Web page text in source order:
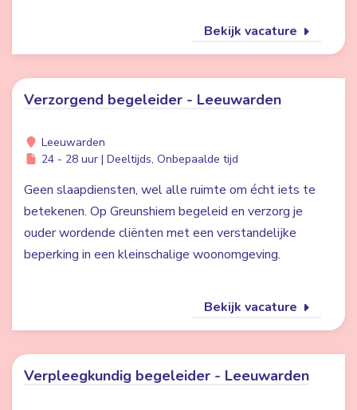
Bekijk vacature
Verzorgend begeleider - Leeuwarden
Leeuwarden
24 - 28 uur | Deeltijds, Onbepaalde tijd
Geen slaapdiensten, wel alle ruimte om écht iets te
betekenen. Op Greunshiem begeleid en verzorg je
ouder wordende cliënten met een verstandelijke
beperking in een kleinschalige woonomgeving.
Bekijk vacature
Verpleegkundig begeleider - Leeuwarden